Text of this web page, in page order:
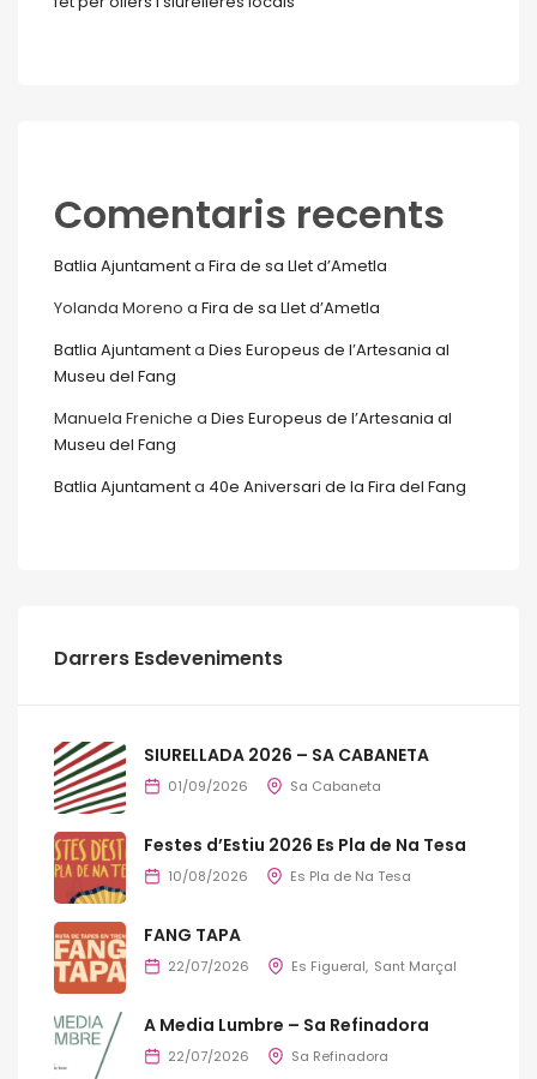
Comentaris recents
Batlia Ajuntamenta Fira de sa Llet d’Ametla
Yolanda Moreno a Fira de sa Llet d’Ametla
Batlia Ajuntamenta Dies Europeus de l’Artesania al
Museu del Fang
Manuela Freniche a Dies Europeus de l’Artesania al
Museu del Fang
Batlia Ajuntamenta 40e Aniversari de la Fira del Fang
Darrers Esdeveniments
SIURELLADA 2026 – SA CABANETA
01/09/2026 Sa Cabaneta
Festes d’Estiu 2026 Es Pla de Na Tesa
10/08/2026 Es Pla de Na Tesa
FANG TAPA
22/07/2026 Es Figueral Sant Marçal
A Media Lumbre – Sa Refinadora
22/07/2026 Sa Refinadora